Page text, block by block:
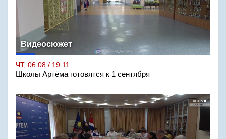
Видеосюжет
ЧТ, 06.08 / 19:11
Школы Артёма готовятся к 1 сентября